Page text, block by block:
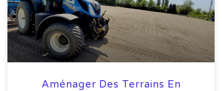
Aménager Des Terrains En